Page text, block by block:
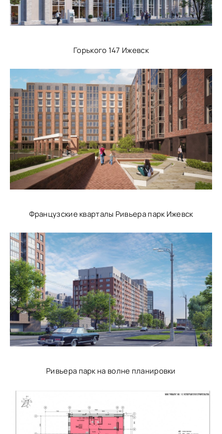
Горького 147 Ижевск
Французские кварталы Ривьера парк Ижевск
Ривьера парк на волне планировки